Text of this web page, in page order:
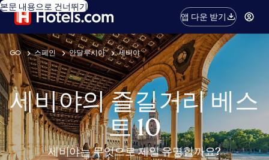
본문 내용으로 건너뛰기
앱 다운 받기
GO 스페인 안달루시아 세비야
세비야의 즐길거리 베스
트 10
세비야는 무엇으로 제일 유명할까요?